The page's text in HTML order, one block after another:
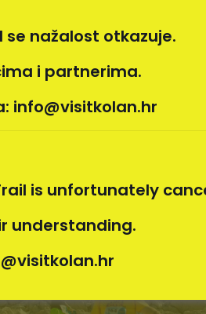
Trail
nažalost otkazuje.
i partnerima.
info@visitkolan.hr
is unfortunately
understanding.